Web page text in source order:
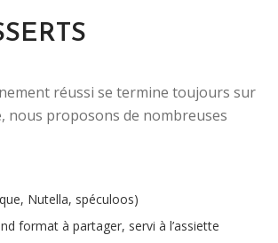
réussi se termine toujours sur
nous proposons de nombreuses
Nutella, spéculoos)
format à partager, servi à l’assiette